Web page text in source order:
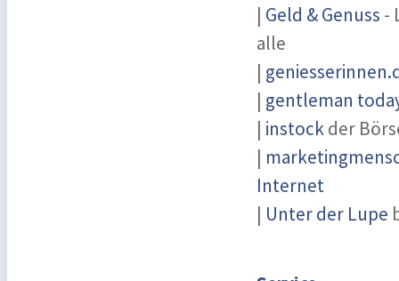
| Geld & Genuss -
alle
|
| gentleman
| instockder
|
Internet
| Unter der Lupe